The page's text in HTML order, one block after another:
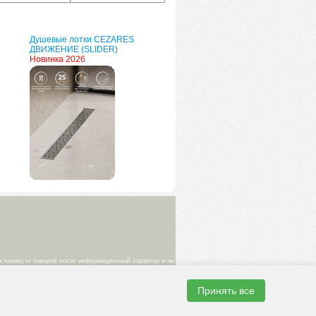
Душевые лотки CEZARES
ДВИЖЕНИЕ (SLIDER)
Новинка 2026
товаров носит информационный характер и ни
цены заказанного товара является
Принять все